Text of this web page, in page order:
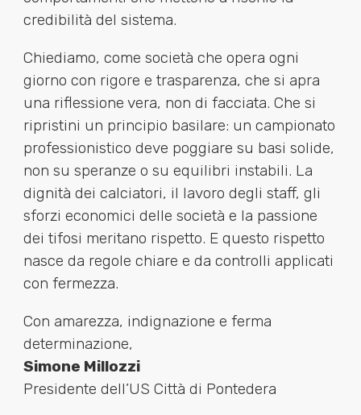
credibilità del sistema.
Chiediamo, come società che opera ogni
giorno con rigore e trasparenza, che si apra
una riflessione vera, non di facciata. Che si
ripristini un principio basilare: un campionato
professionistico deve poggiare su basi solide,
non su speranze o su equilibri instabili. La
dignità dei calciatori, il lavoro degli staff, gli
sforzi economici delle società e la passione
dei tifosi meritano rispetto. E questo rispetto
nasce da regole chiare e da controlli applicati
con fermezza.
Con amarezza, indignazione e ferma
determinazione,
Simone Millozzi
Presidente dell’US Città di Pontedera